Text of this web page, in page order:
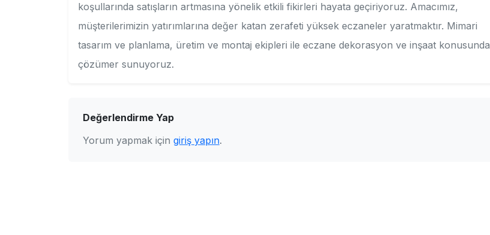
koşullarında satışların artmasına yönelik etkili fikirleri hayata geçiriyoruz. Amacımız,
müşterilerimizin yatırımlarına değer katan zerafeti yüksek eczaneler yaratmaktır. Mimari
tasarım ve planlama, üretim ve montaj ekipleri ile eczane dekorasyon ve inşaat konusunda
çözümer sunuyoruz.
Değerlendirme Yap
Yorum yapmak için giriş yapın.